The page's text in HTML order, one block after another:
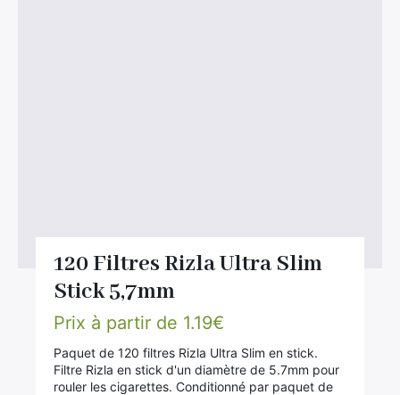
120 Filtres Rizla Ultra Slim
Stick 5,7mm
Prix à partir de 1.19€
Paquet de 120 filtres Rizla Ultra Slim en stick.
Filtre Rizla en stick d'un diamètre de 5.7mm pour
rouler les cigarettes. Conditionné par paquet de